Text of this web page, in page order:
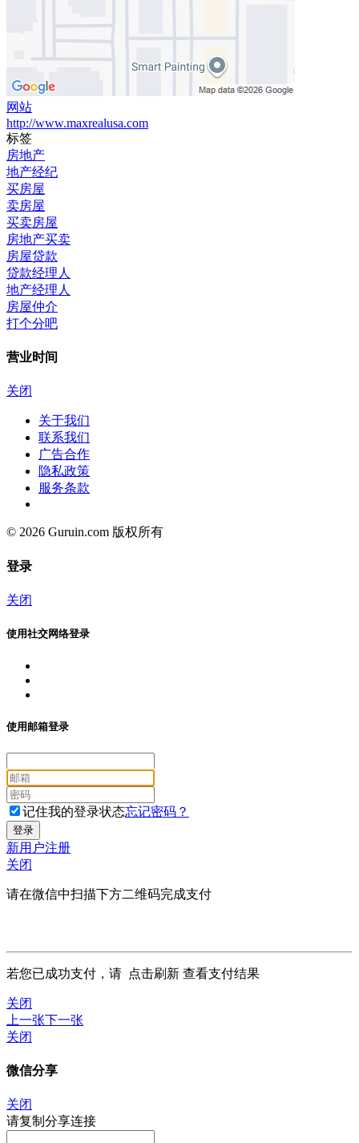
网站
http://www.maxrealusa.com
标签
房地产
地产经纪
买房屋
卖房屋
买卖房屋
房地产买卖
房屋贷款
贷款经理人
地产经理人
房屋仲介
打个分吧
营业时间
关闭
关于我们
联系我们
广告合作
隐私政策
服务条款
© 2026 Guruin.com 版权所有
登录
关闭
使用社交网络登录
使用邮箱登录
记住我的登录状态忘记密码？
新用户注册
关闭
请在微信中扫描下方二维码完成支付
若您已成功支付，请 点击刷新 查看支付结果
关闭
上一张下一张
关闭
微信分享
关闭
请复制分享连接